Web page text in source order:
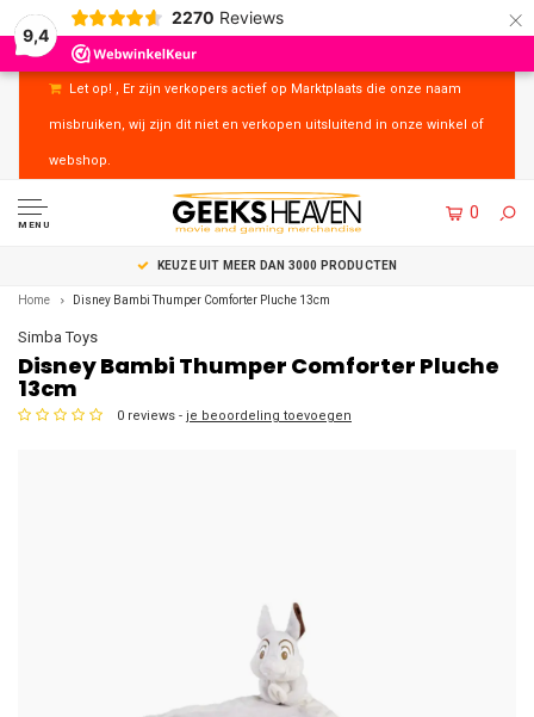
9,4
2270 Reviews ×
Let op! , Er zijn verkopers actief op Marktplaats die onze naam
misbruiken, wij zijn dit niet en verkopen uitsluitend in onze winkel of
webshop.
MENU
0
UITSTEKENDE KLANTENSERVICE
Home Disney Bambi Thumper Comforter Pluche 13cm
Simba Toys
Disney Bambi Thumper Comforter Pluche
13cm
0 reviews - je beoordeling toevoegen